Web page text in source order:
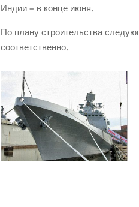
Индии – в конце июня.
По плану строительства
соответственно.